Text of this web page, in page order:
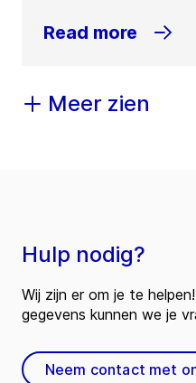
Read more
Meer zien
Hulp nodig?
Wij zijn er om je te
gegevens kunnen we je
Neem contact met